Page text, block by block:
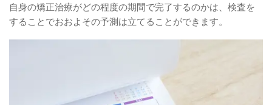
自身の矯正治療がどの程度の期間で完了するのかは、検査を
することでおおよその予測は立てることができます。